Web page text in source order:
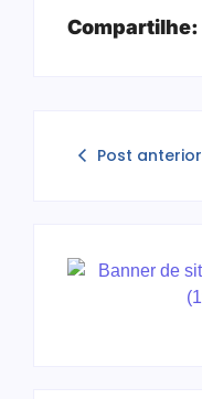
Compartilhe:
Post anterior